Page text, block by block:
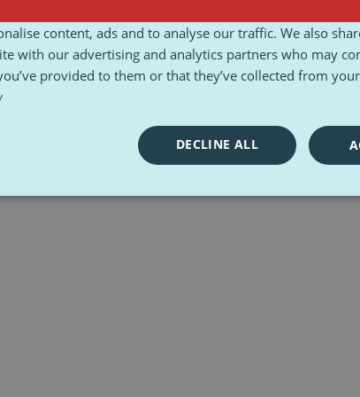
content, ads and to analyse our traffic. We also
with our advertising and analytics partners who may
provided to them or that they’ve collected from
DECLINE ALL